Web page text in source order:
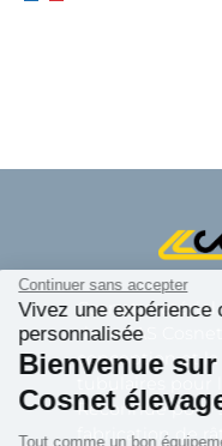
Continuer sans accepter
Vivez une
personnalisée
Bienvenue
Cosnet
Tout comme un bon
Cosnet matériel
de la SAS
conception et
tubulaires pour
Reconnue pour
fabrication de